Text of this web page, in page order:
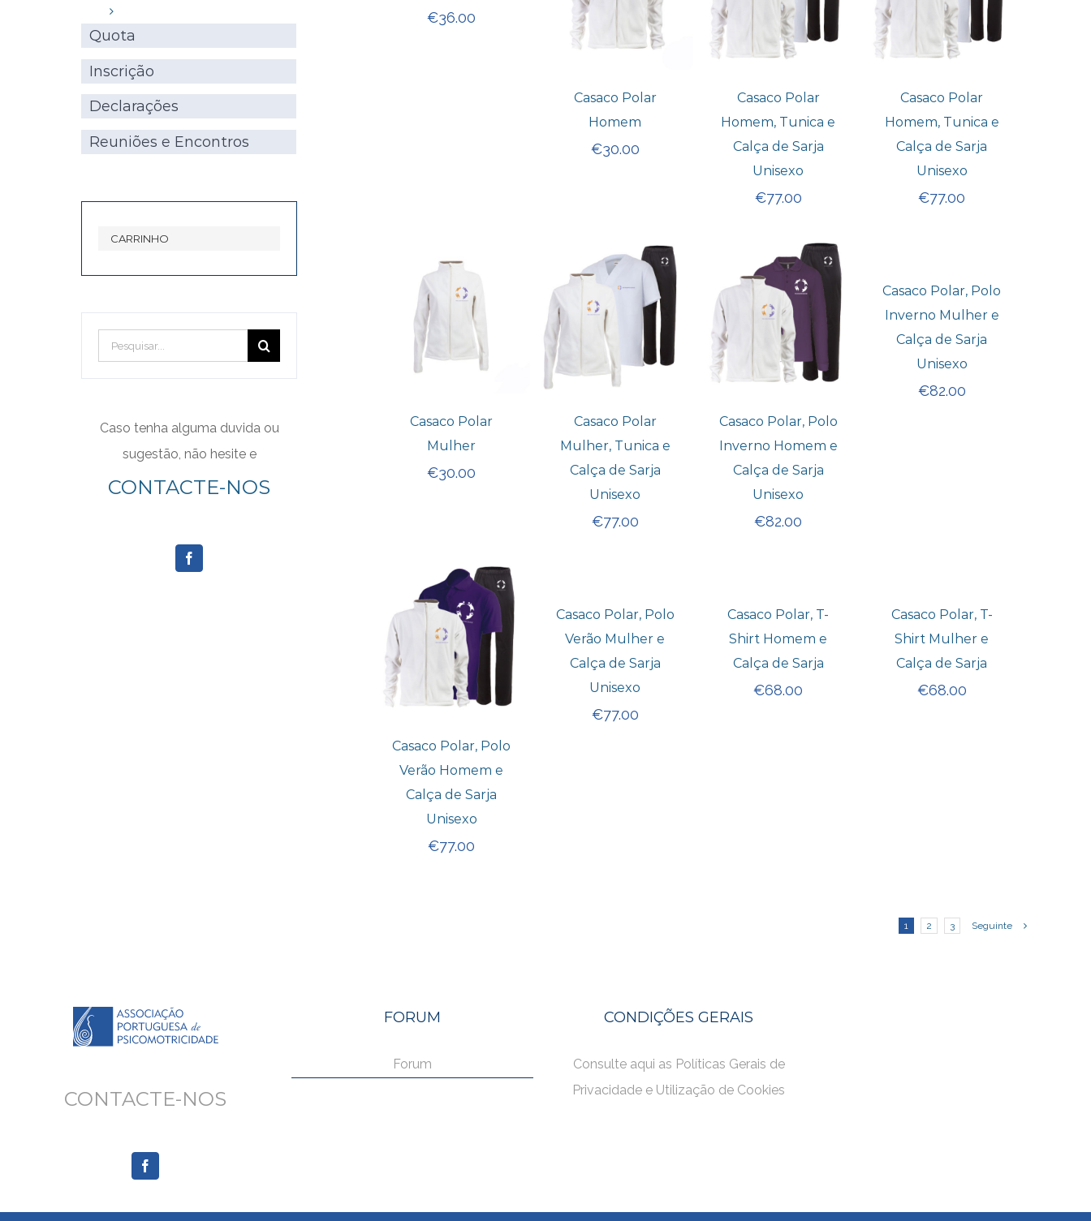
€36.00
Casaco Polar
Homem
€30.00
Casaco Polar
Homem, Tunica e
Calça de Sarja
Unisexo
€77.00
Casaco Polar
Homem, Tunica e
Calça de Sarja
Unisexo
€77.00
Casaco Polar
Mulher
€30.00
Casaco Polar
Mulher, Tunica e
Calça de Sarja
Unisexo
€77.00
Casaco Polar, Polo
Inverno Homem e
Calça de Sarja
Unisexo
€82.00
Casaco Polar, Polo
Inverno Mulher e
Calça de Sarja
Unisexo
€82.00
Casaco Polar, Polo
Verão Homem e
Calça de Sarja
Unisexo
€77.00
Casaco Polar, Polo
Verão Mulher e
Calça de Sarja
Unisexo
€77.00
Casaco Polar, T-
Shirt Homem e
Calça de Sarja
€68.00
Casaco Polar, T-
Shirt Mulher e
Calça de Sarja
€68.00
1 2 3 Seguinte
Quota
Inscrição
Declarações
Reuniões e Encontros
CARRINHO
Pesquisar
Caso tenha alguma duvida ou
sugestão, não hesite e
CONTACTE-NOS
CONTACTE-NOS
FORUM
Forum
CONDIÇÕES GERAIS
Consulte aqui as Políticas Gerais de
Privacidade e Utilização de Cookies